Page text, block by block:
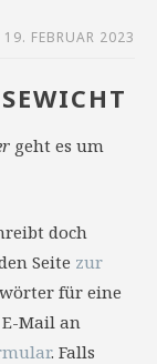
19. FEBRUAR 2023
geht es um
doch
Seite zur
für eine
Mail an
. Falls